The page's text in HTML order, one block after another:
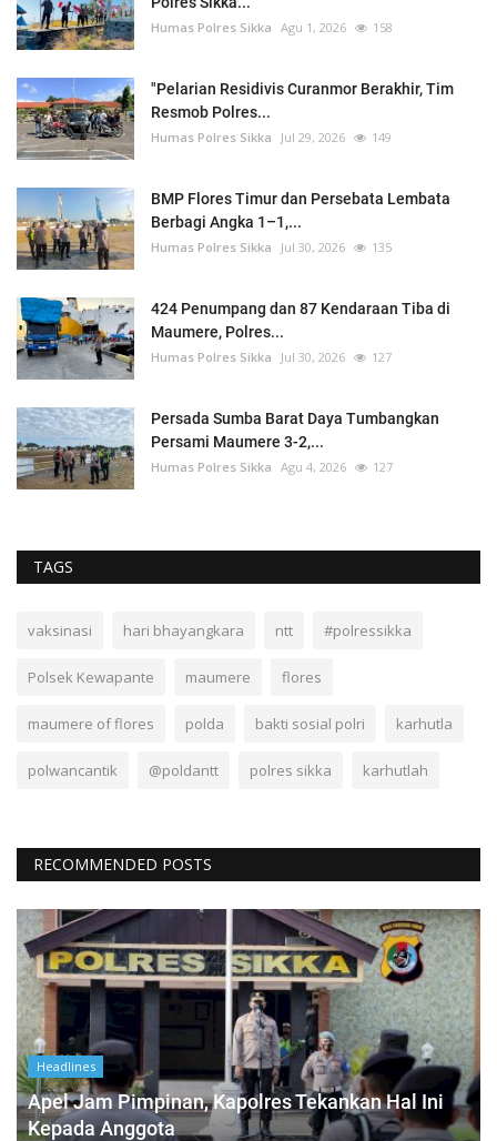
Humas Polres Sikka Agu 1, 2026 158
"Pelarian Residivis Curanmor Berakhir, Tim
Resmob Polres...
Humas Polres Sikka Jul 29, 2026 149
BMP Flores Timur dan Persebata Lembata
Berbagi Angka 1–1,...
Humas Polres Sikka Jul 30, 2026 135
424 Penumpang dan 87 Kendaraan Tiba di
Maumere, Polres...
Humas Polres Sikka Jul 30, 2026 127
Persada Sumba Barat Daya Tumbangkan
Persami Maumere 3-2,...
Humas Polres Sikka Agu 4, 2026 127
TAGS
vaksinasi hari bhayangkara ntt #polressikka
Polsek Kewapante maumere flores
maumere of flores polda bakti sosial polri karhutla
polwancantik @poldantt polres sikka karhutlah
RECOMMENDED POSTS
Headlines
Apel Jam Pimpinan, Kapolres Tekankan Hal Ini
Kepada Anggota